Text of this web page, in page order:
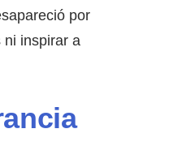
por
inspirar a